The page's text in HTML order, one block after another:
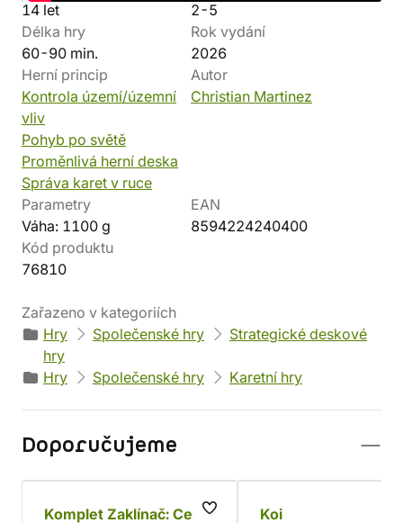
14 let
2-5
Délka hry
60-90 min.
Rok vydání
2026
Herní princip
Kontrola území/územní
vliv
Pohyb po světě
Proměnlivá herní deska
Správa karet v ruce
Autor
Christian Martinez
Parametry
Váha: 1100 g
EAN
8594224240400
Kód produktu
76810
Zařazeno v kategoriích
Hry
Společenské hry
Strategické deskové
hry
Hry
Společenské hry Karetní hry
Doporučujeme
Komplet Zaklínač: Cesta Koi